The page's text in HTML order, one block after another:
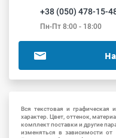
+38 (050) 478-15-
Пн-Пт 8:00 - 18:00
Вся текстовая и графическая
характер. Цвет, оттенок,
комплект поставки и другие
изменяться в зависимости от